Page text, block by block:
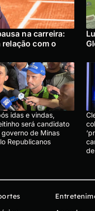
na carreira:
relação com o
idas e vindas,
será candidato
governo de Minas
Republicanos